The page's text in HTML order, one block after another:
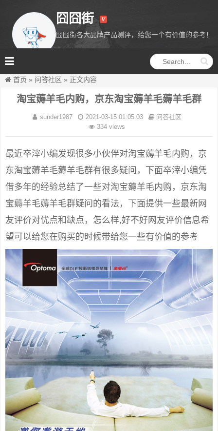
囧囧街
囧囧街各大品牌产品测评，给您一个有价值的参考！
首页 » 问答社区 » 正文内容
淘宝薅羊毛内购，京东淘宝薅羊毛薅羊毛群
sunder1987 2021-03-15 01:05:03
问答社区
334 views
最近卒滓小编发现很多小伙伴对淘宝薅羊毛内购，京
东淘宝薅羊毛薅羊毛群有很多疑问，下面卒滓小编凭
借多年的经验总结了一些对淘宝薅羊毛内购，京东淘
宝薅羊毛薅羊毛群疑问的看法，下面提供一些最新网
友评价对优点和缺点，怎么样,好不好网友评价信息希
望可以给您在购买的时候带给您一些有价值的参考